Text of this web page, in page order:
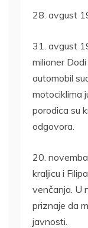
28. avgust
31. avgust
milioner
automobil
motociklima
porodica su
odgovora.
20.
kraljicu i
venčanja. U
priznaje da
javnosti.